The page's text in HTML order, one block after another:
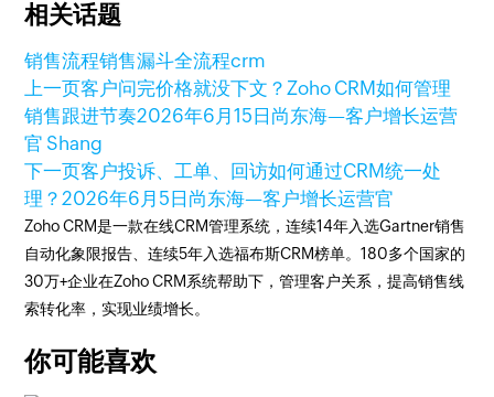
相关话题
销售流程销售漏斗全流程crm
上一页客户问完价格就没下文？Zoho CRM如何管理
销售跟进节奏2026年6月15日 尚东海—客户增长运营
官 Shang
下一页客户投诉、工单、回访如何通过CRM统一处
理？2026年6月5日 尚东海—客户增长运营官
Zoho CRM是一款在线CRM管理系统，连续14年入选Gartner销售
自动化象限报告、连续5年入选福布斯CRM榜单。180多个国家的
30万+企业在Zoho CRM系统帮助下，管理客户关系，提高销售线
索转化率，实现业绩增长。
你可能喜欢